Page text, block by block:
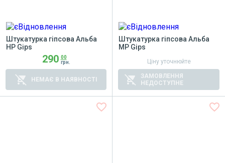
Штукатурка гіпсова Альба
HP Gips
290 00
грн.
remove_shopping_cart НЕМАЄ В НАЯВНОСТІ
Штукатурка гіпсова Альба
МP Gips
Ціну уточнюйте
remove_shopping_cart
ЗАМОВЛЕННЯ
НЕДОСТУПНЕ
favorite_border favorite_border